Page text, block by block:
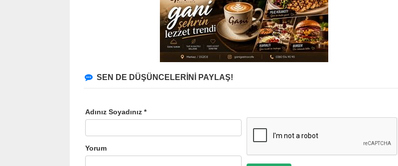
SEN DE DÜŞÜNCELERİNİ PAYLAŞ!
Adınız Soyadınız *
Yorum